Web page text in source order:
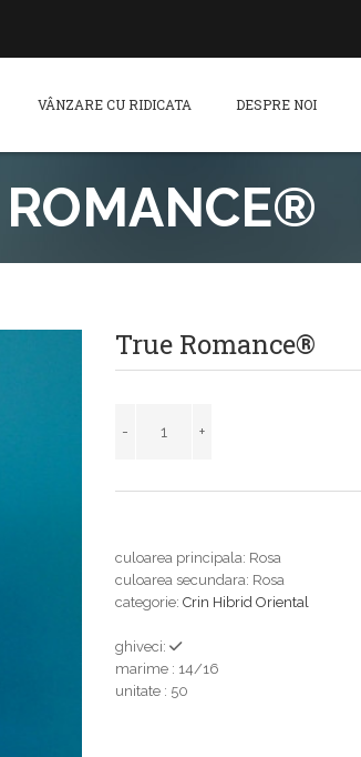
VÂNZARE CU RIDICATA DESPRE NOI
True Romance®
culoarea principala: Rosa
culoarea secundara: Rosa
categorie: Crin Hibrid Oriental
ghiveci:
marime : 14/16
unitate : 50